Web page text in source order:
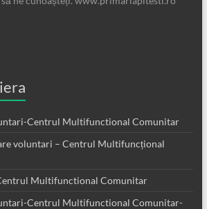
Centrul Multifunctional Comunitar
voluntari – Centrul Multifuncțional
Multifunctional Comunitar
Centrul Multifunctional Comunitar-